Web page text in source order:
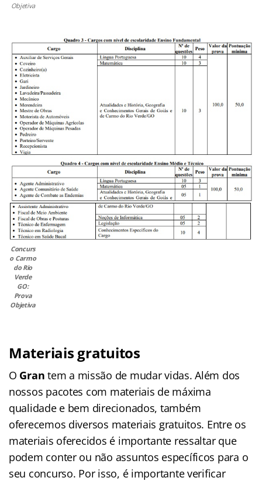
Objetiva
Concurs
o Carmo
do Rio
Verde
GO:
Prova
Objetiva
Materiais gratuitos
O Grantem a missão de mudar vidas. Além dos
nossos pacotes com materiais de máxima
qualidade e bem direcionados, também
oferecemos diversos materiais gratuitos. Entre os
materiais oferecidos é importante ressaltar que
podem conter ou não assuntos específicos para o
seu concurso. Por isso, é importante verificar